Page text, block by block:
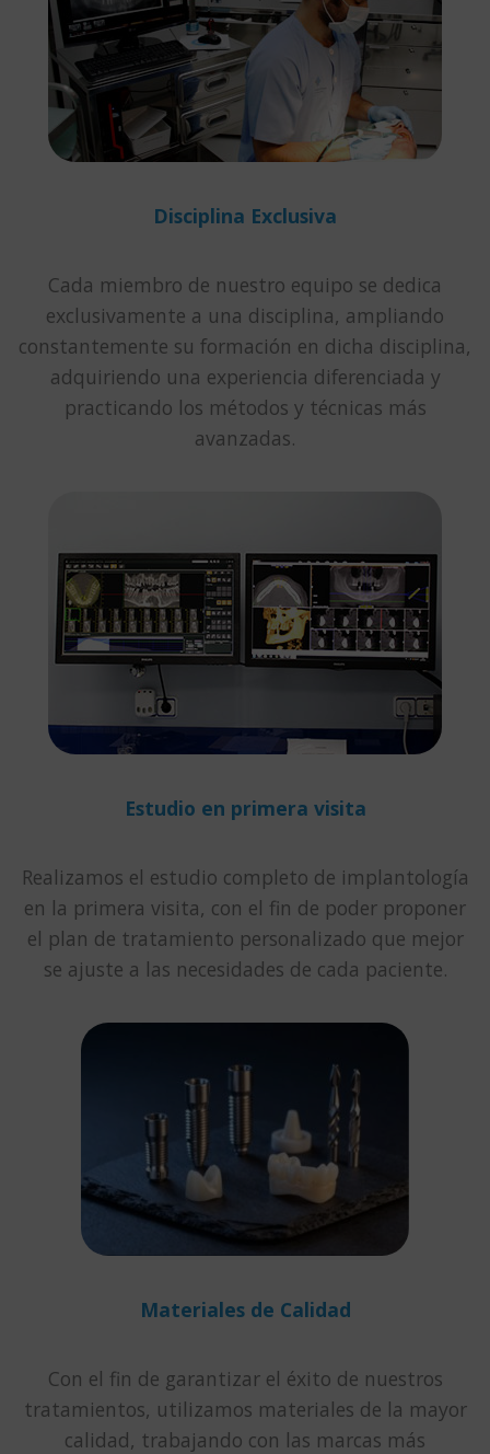
Disciplina Exclusiva
Cada miembro de nuestro equipo se dedica
exclusivamente a una disciplina, ampliando
constantemente su formación en dicha disciplina,
adquiriendo una experiencia diferenciada y
practicando los métodos y técnicas más
avanzadas.
Estudio en primera visita
Realizamos el estudio completo de implantología
en la primera visita, con el fin de poder proponer
el plan de tratamiento personalizado que mejor
se ajuste a las necesidades de cada paciente.
Materiales de Calidad
Con el fin de garantizar el éxito de nuestros
tratamientos, utilizamos materiales de la mayor
calidad, trabajando con las marcas más